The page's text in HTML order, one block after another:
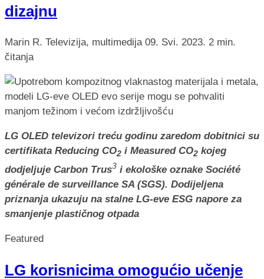
dizajnu
Marin R. Televizija, multimedija 09. Svi. 2023. 2 min.
čitanja
LG OLED televizori treću godinu zaredom dobitnici su
certifikata Reducing CO2 i Measured CO2 kojeg
dodjeljuje Carbon Trus3 i ekološke oznake Société
générale de surveillance SA (SGS). Dodijeljena
priznanja ukazuju na stalne LG-eve ESG napore za
smanjenje plastičnog otpada
Featured
LG korisnicima omogućio učenje